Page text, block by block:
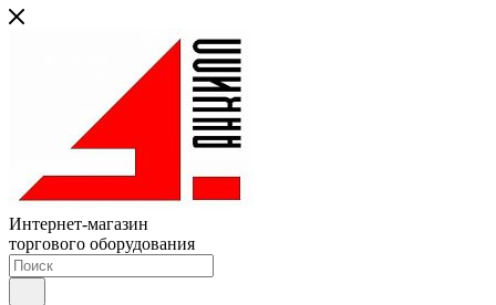
Интернет-магазин
торгового оборудования